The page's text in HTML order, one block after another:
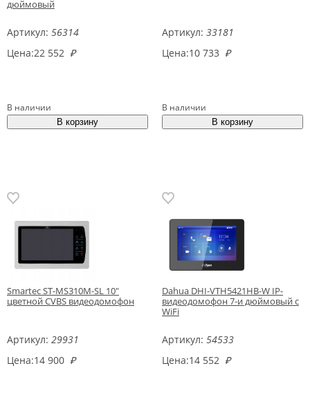
дюймовый
Артикул: 56314
Цена:22 552 ₽
В наличии
Артикул: 33181
Цена:10 733 ₽
В наличии
Smartec ST-MS310M-SL 10"
цветной CVBS видеодомофон
Артикул: 29931
Цена:14 900 ₽
Dahua DHI-VTH5421HB-W IP-
видеодомофон 7-и дюймовый с
WiFi
Артикул: 54533
Цена:14 552 ₽